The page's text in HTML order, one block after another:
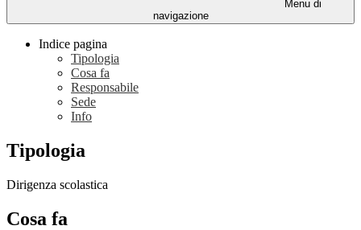
Menu di
navigazione
Indice pagina
Tipologia
Cosa fa
Responsabile
Sede
Info
Tipologia
Dirigenza scolastica
Cosa fa